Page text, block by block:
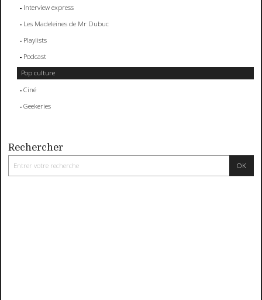
Interview express
Les Madeleines de Mr Dubuc
Playlists
Podcast
Pop culture
Ciné
Geekeries
Rechercher